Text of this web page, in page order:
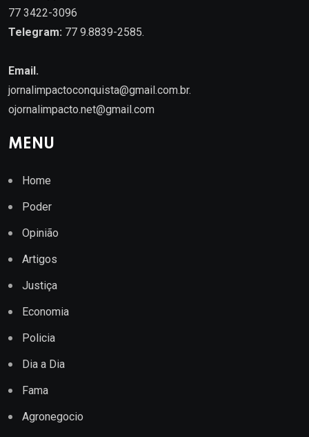
77 3422-3096
Telegram: 77 9.8839-2585.
Email.
jornalimpactoconquista@gmail.com.br.
ojornalimpacto.net@gmail.com
MENU
Home
Poder
Opinião
Artigos
Justiça
Economia
Policia
Dia a Dia
Fama
Agronegocio